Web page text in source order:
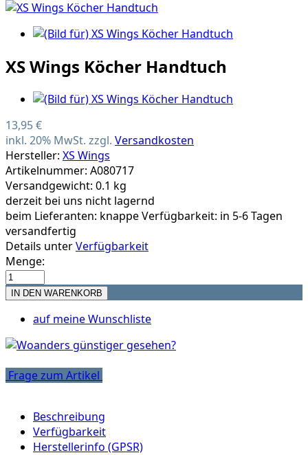
XS Wings Köcher Handtuch
13,95 €
inkl. 20% MwSt. zzgl. Versandkosten
Hersteller: XS Wings
Artikelnummer: A080717
Versandgewicht: 0.1 kg
derzeit bei uns nicht lagernd
beim Lieferanten: knappe Verfügbarkeit: in 5-6 Tagen
versandfertig
Details unterVerfügbarkeit
Menge:
auf meine Wunschliste
Frage zum Artikel
Beschreibung
Verfügbarkeit
Herstellerinfo (GPSR)